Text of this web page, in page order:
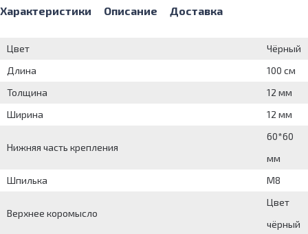
Характеристики Описание Доставка
Цвет
Чёрный
Длина
100 см
Толщина
12 мм
Ширина
12 мм
Нижняя часть крепления
60*60
мм
Шпилька
М8
Верхнее коромысло
Цвет
чёрный